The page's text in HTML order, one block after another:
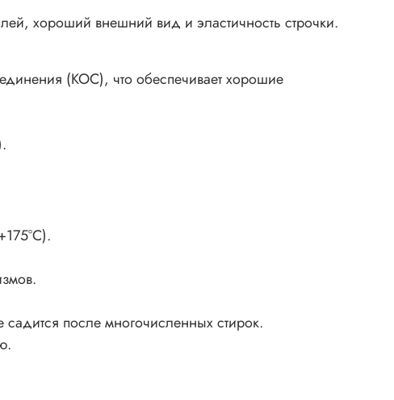
хороший внешний вид и эластичность строчки.
(КОС), что обеспечивает хорошие
после многочисленных стирок.